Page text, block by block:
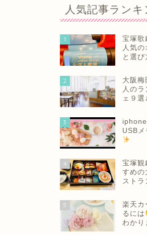
人気記事ラン
1
宝塚歌
人気
と選び
2
大阪梅
人の
ェ９選
3
USB
4
宝塚観
すめの
スト
5
楽天カ
るには
わかり